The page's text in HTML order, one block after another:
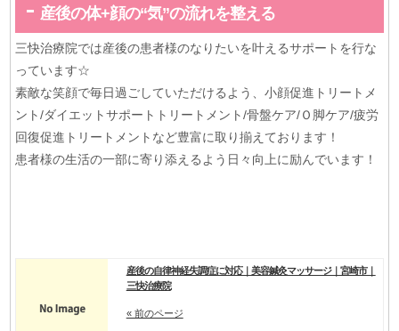
産後の体+顔の“気”の流れを整える
三快治療院では産後の患者様のなりたいを叶えるサポートを行な
っています☆
素敵な笑顔で毎日過ごしていただけるよう、小顔促進トリートメ
ント/ダイエットサポートトリートメント/骨盤ケア/Ｏ脚ケア/疲労
回復促進トリートメントなど豊富に取り揃えております！
患者様の生活の一部に寄り添えるよう日々向上に励んでいます！
産後の自律神経失調症に対応｜美容鍼灸マッサージ｜宮崎市｜
三快治療院
« 前のページ